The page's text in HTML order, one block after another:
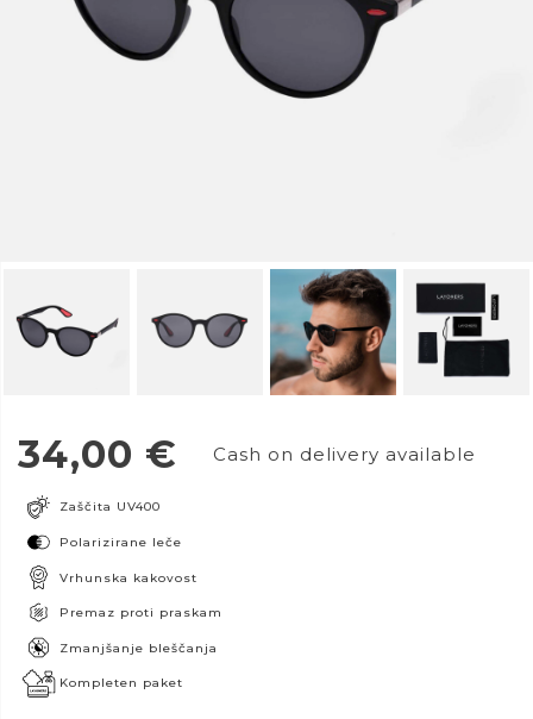
34,00 € Cash on delivery available
Zaščita UV400
Polarizirane leče
Vrhunska kakovost
Premaz proti praskam
Zmanjšanje bleščanja
Kompleten paket